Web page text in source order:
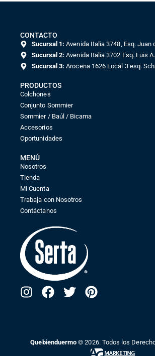
CONTACTO
Sucursal 1: Avenida Italia 3748, Esq. Juan
Sucursal 2: Avenida Italia 3702 Esq. Luis
Sucursal 3: Arocena 1626 Local 3 esq.
PRODUCTOS
Colchones
Conjunto Sommier
Sommier / Baúl / Bicama
Accesorios
Oportunidades
MENÚ
Nosotros
Tienda
Mi Cuenta
Trabaja con Nosotros
Contáctanos
Quebienduermo© 2026. Todos los